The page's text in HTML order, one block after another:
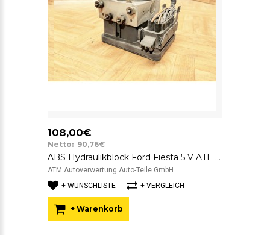
108,00€
Netto: 90,76€
ABS Hydraulikblock Ford Fiesta 5 V ATE FoMoCo 2S612M110CE 10.0206-0093.4
ATM Autoverwertung Auto-Teile GmbH ..
+ WUNSCHLISTE
+ VERGLEICH
+ Warenkorb